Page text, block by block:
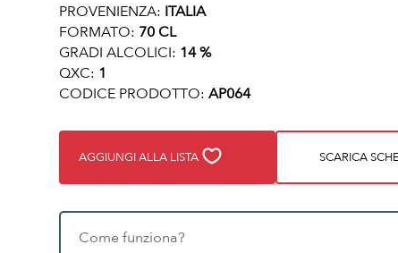
PROVENIENZA: ITALIA
FORMATO: 70 CL
GRADI ALCOLICI: 14 %
QXC: 1
CODICE PRODOTTO: AP064
AGGIUNGI ALLA LISTA SCARICA
Come funziona?